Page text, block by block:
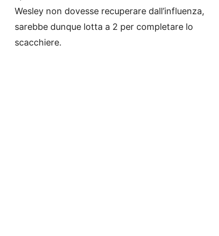
Wesley non dovesse recuperare dall’influenza,
sarebbe dunque lotta a 2 per completare lo
scacchiere.